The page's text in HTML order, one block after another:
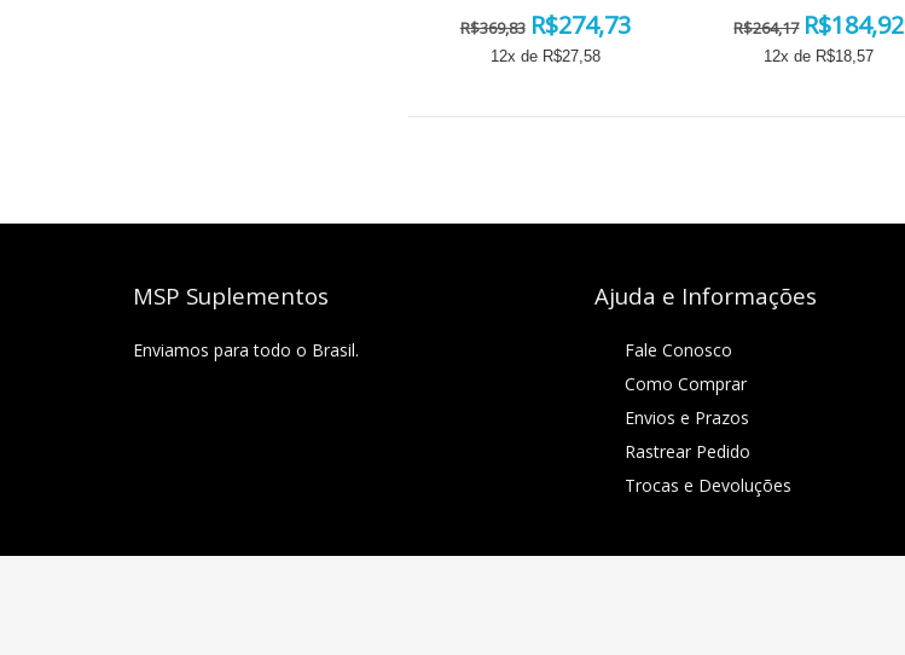
R$369,83 R$274,73
12x de R$27,58
R$264,17 R$184,92
12x de R$18,57
MSP Suplementos
Enviamos para todo o Brasil.
Ajuda e Informações
Fale Conosco
Como Comprar
Envios e Prazos
Rastrear Pedido
Trocas e Devoluções